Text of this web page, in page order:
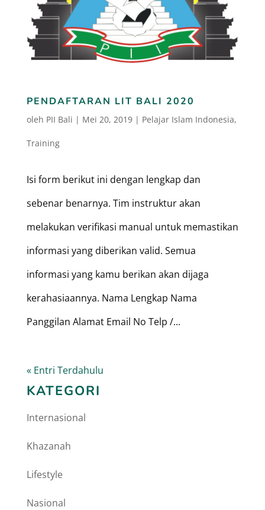
PENDAFTARAN LIT BALI 2020
oleh PII Bali | Mei 20, 2019| Pelajar Islam Indonesia,
Training
Isi form berikut ini dengan lengkap dan
sebenar benarnya. Tim instruktur akan
melakukan verifikasi manual untuk memastikan
informasi yang diberikan valid. Semua
informasi yang kamu berikan akan dijaga
kerahasiaannya. Nama Lengkap Nama
Panggilan Alamat Email No Telp /...
« Entri Terdahulu
KATEGORI
Internasional
Khazanah
Lifestyle
Nasional